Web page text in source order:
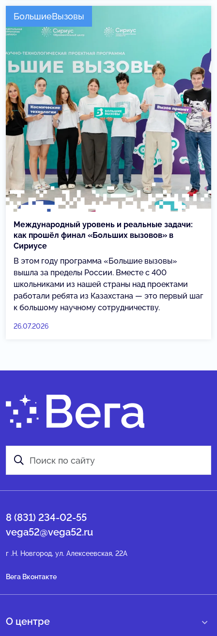
БольшиеВызовы
Международный уровень и реальные задачи:
как прошёл финал «Больших вызовов» в
Сириусе
В этом году программа «Большие вызовы»
вышла за пределы России. Вместе с 400
школьниками из нашей страны над проектами
работали ребята из Казахстана — это первый шаг
к большому научному сотрудничеству.
26.07.2026
8 (831) 234-02-55
vega52@vega52.ru
г .Н. Новгород, ул. Алексеевская, 22А
Вега Вконтакте
О центре